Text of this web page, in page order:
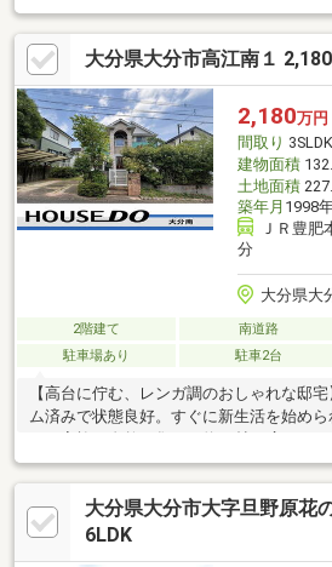
大分県大分市高江南１
2,180万円
間取り 3SLDK
建物面積
土地面積
築年月 1998
ＪＲ豊肥
分
大分県大
2階建て 南道路
駐車場あり
駐車2台
【高台に佇む、レンガ調のおしゃれな邸
ム済みで状態良好。すぐに新生活を始め
感あふれる空間で、ゆったりとした時間
きのこないおしゃれなレンガ調デザイン
添えてくれます。さらに、大切な愛車を守
車場を2台分完備。ハザード面でも安心な
大分県大分市大字旦野原花
6LDK